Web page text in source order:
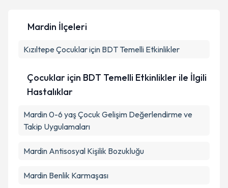
Mardin İlçeleri
Kızıltepe Çocuklar için BDT Temelli Etkinlikler
Çocuklar için BDT Temelli Etkinlikler ile İlgili
Hastalıklar
Mardin 0-6 yaş Çocuk Gelişim Değerlendirme ve
Takip Uygulamaları
Mardin Antisosyal Kişilik Bozukluğu
Mardin Benlik Karmaşası